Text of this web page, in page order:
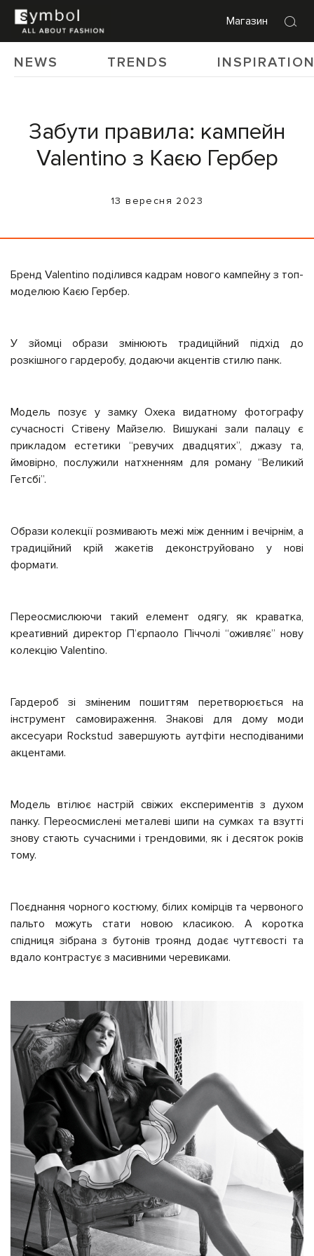
Магазин
NEWS TRENDS
Забути правила: кампейн
Valentino з Каєю Гербер
13 вересня 2023
Бренд Valentino поділився кадрам нового кампейну з топ-
моделюю Каєю Гербер.
У зйомці образи змінюють традиційний підхід до
розкішного гардеробу, додаючи акцентів стилю панк.
Модель позує у замку Охека видатному фотографу
сучасності Стівену Майзелю. Вишукані зали палацу є
прикладом естетики “ревучих двадцятих”, джазу та,
ймовірно, послужили натхненням для роману “Великий
Гетсбі”.
Образи колекції розмивають межі між денним і вечірнім, а
традиційний крій жакетів деконструйовано у нові
формати.
Переосмислюючи такий елемент одягу, як краватка,
креативний директор П’єрпаоло Піччолі “оживляє” нову
колекцію Valentino.
Гардероб зі зміненим пошиттям перетворюється на
інструмент самовираження. Знакові для дому моди
аксесуари Rockstud завершують аутфіти несподіваними
акцентами.
Модель втілює настрій свіжих експериментів з духом
панку. Переосмислені металеві шипи на сумках та взутті
знову стають сучасними і трендовими, як і десяток років
тому.
Поєднання чорного костюму, білих комірців та червоного
пальто можуть стати новою класикою. А коротка
спідниця зібрана з бутонів троянд додає чуттєвості та
вдало контрастує з масивними черевиками.